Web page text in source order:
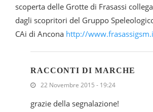
scoperta delle Grotte di Frasassi
dagli scopritori del Gruppo
CAi di Ancona http://
RACCONTI DI MARCHE
22 Novembre 2015 - 19:24
grazie della segnalazione!